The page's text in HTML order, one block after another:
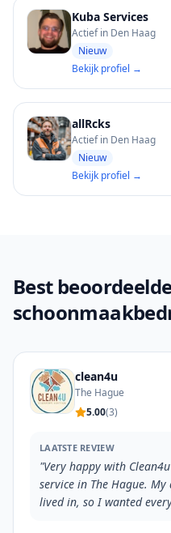
Kuba Services
Actief in Den Haag
Nieuw
Bekijk profiel →
allRcks
Actief in Den Haag
Nieuw
Bekijk profiel →
Best
clean4u
The Hague
5.00(3)
LAATSTE REVIEW
"Very happy with
service in The Hague.
lived in, so I wanted